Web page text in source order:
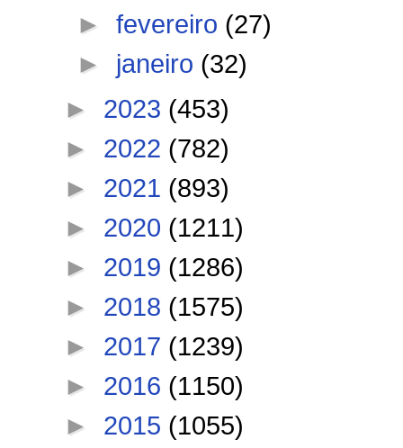
►fevereiro (27)
► janeiro (32)
► 2023 (453)
► 2022 (782)
► 2021 (893)
► 2020 (1211)
► 2019 (1286)
► 2018 (1575)
► 2017 (1239)
► 2016 (1150)
► 2015 (1055)